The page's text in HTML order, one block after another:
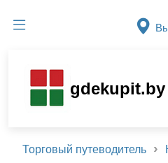
gdekupit.by
Торговый путеводитель